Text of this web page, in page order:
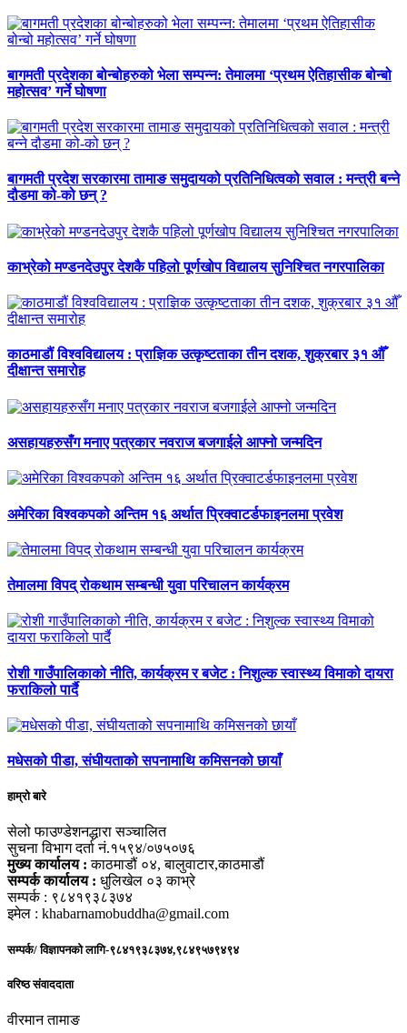
बागमती प्रदेशका बोन्बोहरुको भेला सम्पन्न: तेमालमा ‘प्रथम ऐतिहासीक बोन्बो
महोत्सव’ गर्ने घोषणा
बागमती प्रदेश सरकारमा तामाङ समुदायको प्रतिनिधित्वको सवाल : मन्त्री बन्ने
दौडमा को‐को छन् ?
काभ्रेको मण्डनदेउपुर देशकै पहिलो पूर्णखोप विद्यालय सुनिश्चित नगरपालिका
काठमाडौं विश्वविद्यालय : प्राज्ञिक उत्कृष्टताका तीन दशक, शुक्रबार ३१ औँ
दीक्षान्त समारोह
असहायहरुसँग मनाए पत्रकार नवराज बजगाईले आफ्नो जन्मदिन
अमेरिका विश्वकपको अन्तिम १६ अर्थात प्रिक्वाटर्डफाइनलमा प्रवेश
तेमालमा विपद् रोकथाम सम्बन्धी युवा परिचालन कार्यक्रम
रोशी गाउँपालिकाको नीति, कार्यक्रम र बजेट : निशुल्क स्वास्थ्य विमाको दायरा
फराकिलो पार्दै
मधेसको पीडा, संघीयताको सपनामाथि कमिसनको छायाँ
हाम्रो बारे
सेलो फाउण्डेशनद्धारा सञ्चालित
सुचना विभाग दर्ता नं.१५९४/०७५०७६
मुख्य कार्यालय : काठमाडौं ०४, बालुवाटार,काठमाडौं
सम्पर्क कार्यालय : धुलिखेल ०३ काभ्रे
सम्पर्क : ९८४१९३८३७४
इमेल : khabarnamobuddha@gmail.com
सम्पर्क/ विज्ञापनको लागि-९८४१९३८३७४,९८४९५७९४९४
वरिष्ठ संवाददाता
वीरमान तामाङ